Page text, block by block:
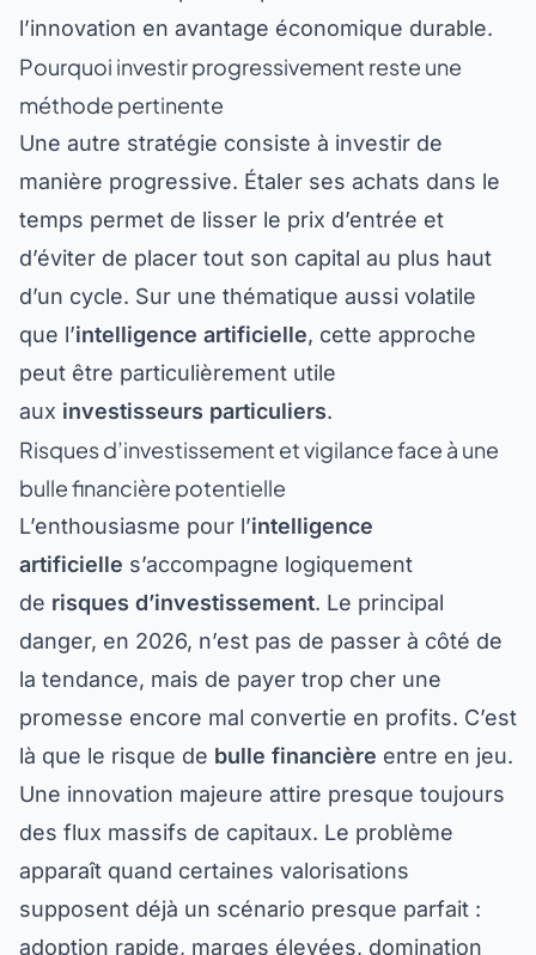
l’innovation en avantage économique durable.
Pourquoi investir progressivement reste une
méthode pertinente
Une autre stratégie consiste à investir de
manière progressive. Étaler ses achats dans le
temps permet de lisser le prix d’entrée et
d’éviter de placer tout son capital au plus haut
d’un cycle. Sur une thématique aussi volatile
que l’intelligence artificielle , cette approche
peut être particulièrement utile
aux investisseurs particuliers
Risques d’investissement et vigilance face à une
bulle financière potentielle
L’enthousiasme pour l’intelligence
artificielle s’accompagne logiquement
de risques d’investissement . Le principal
danger, en 2026, n’est pas de passer à côté de
la tendance, mais de payer trop cher une
promesse encore mal convertie en profits. C’est
là que le risque de bulle financière entre en jeu.
Une innovation majeure attire presque toujours
des flux massifs de capitaux. Le problème
apparaît quand certaines valorisations
supposent déjà un scénario presque parfait :
adoption rapide, marges élevées, domination